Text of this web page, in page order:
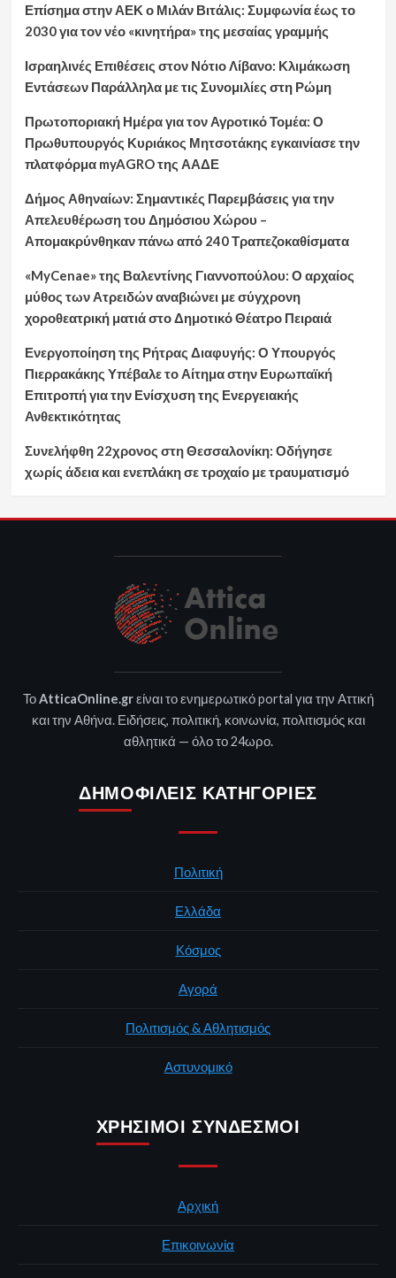
Επίσημα στην ΑΕΚ ο Μιλάν Βιτάλις: Συμφωνία έως το
2030 για τον νέο «κινητήρα» της μεσαίας γραμμής
Ισραηλινές Επιθέσεις στον Νότιο Λίβανο: Κλιμάκωση
Εντάσεων Παράλληλα με τις Συνομιλίες στη Ρώμη
Πρωτοποριακή Ημέρα για τον Αγροτικό Τομέα: Ο
Πρωθυπουργός Κυριάκος Μητσοτάκης εγκαινίασε την
πλατφόρμα myAGRO της ΑΑΔΕ
Δήμος Αθηναίων: Σημαντικές Παρεμβάσεις για την
Απελευθέρωση του Δημόσιου Χώρου –
Απομακρύνθηκαν πάνω από 240 Τραπεζοκαθίσματα
«MyCenae» της Βαλεντίνης Γιαννοπούλου: Ο αρχαίος
μύθος των Ατρειδών αναβιώνει με σύγχρονη
χοροθεατρική ματιά στο Δημοτικό Θέατρο Πειραιά
Ενεργοποίηση της Ρήτρας Διαφυγής: Ο Υπουργός
Πιερρακάκης Υπέβαλε το Αίτημα στην Ευρωπαϊκή
Επιτροπή για την Ενίσχυση της Ενεργειακής
Ανθεκτικότητας
Συνελήφθη 22χρονος στη Θεσσαλονίκη: Οδήγησε
χωρίς άδεια και ενεπλάκη σε τροχαίο με τραυματισμό
ΤοAtticaOnline.grείναι το ενημερωτικό portal για την Αττική
και την Αθήνα. Ειδήσεις, πολιτική, κοινωνία, πολιτισμός και
αθλητικά — όλο το 24ωρο.
ΔΗΜΟΦΙΛΕΊΣ ΚΑΤΗΓΟΡΊΕΣ
Πολιτική
Ελλάδα
Κόσμος
Αγορά
Πολιτισμός & Αθλητισμός
Αστυνομικό
ΧΡΉΣΙΜΟΙ ΣΎΝΔΕΣΜΟΙ
Αρχική
Επικοινωνία